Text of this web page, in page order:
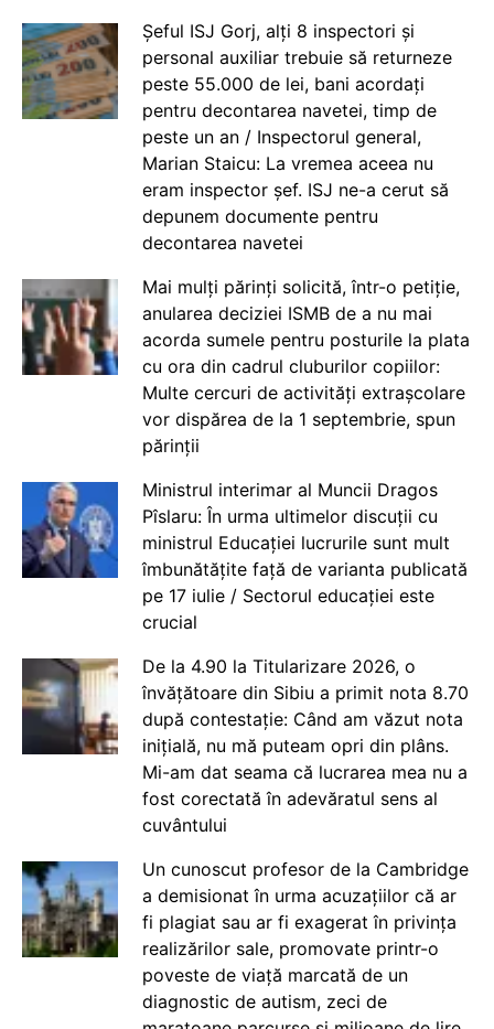
Șeful ISJ Gorj, alți 8 inspectori și
personal auxiliar trebuie să returneze
peste 55.000 de lei, bani acordați
pentru decontarea navetei, timp de
peste un an / Inspectorul general,
Marian Staicu: La vremea aceea nu
eram inspector șef. ISJ ne-a cerut să
depunem documente pentru
decontarea navetei
Mai mulți părinți solicită, într-o petiție,
anularea deciziei ISMB de a nu mai
acorda sumele pentru posturile la plata
cu ora din cadrul cluburilor copiilor:
Multe cercuri de activități extrașcolare
vor dispărea de la 1 septembrie, spun
părinții
Ministrul interimar al Muncii Dragos
Pîslaru: În urma ultimelor discuții cu
ministrul Educației lucrurile sunt mult
îmbunătățite față de varianta publicată
pe 17 iulie / Sectorul educației este
crucial
De la 4.90 la Titularizare 2026, o
învățătoare din Sibiu a primit nota 8.70
după contestație: Când am văzut nota
inițială, nu mă puteam opri din plâns.
Mi-am dat seama că lucrarea mea nu a
fost corectată în adevăratul sens al
cuvântului
Un cunoscut profesor de la Cambridge
a demisionat în urma acuzațiilor că ar
fi plagiat sau ar fi exagerat în privința
realizărilor sale, promovate printr-o
poveste de viață marcată de un
diagnostic de autism, zeci de